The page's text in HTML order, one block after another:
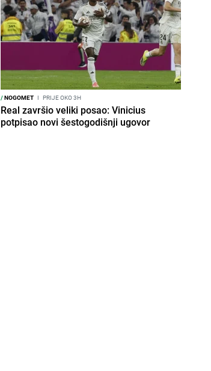
/NOGOMET I PRIJE OKO 3H
Real završio veliki posao: Vinicius
potpisao novi šestogodišnji ugovor